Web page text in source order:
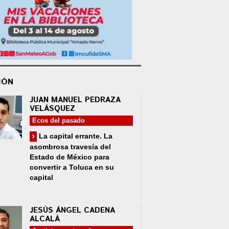
JUAN MANUEL PEDRAZA
VELÁSQUEZ
Ecos del pasado
La capital errante. La
asombrosa travesía del
Estado de México para
convertir a Toluca en su
capital
JESÚS ÁNGEL CADENA
ALCALÁ